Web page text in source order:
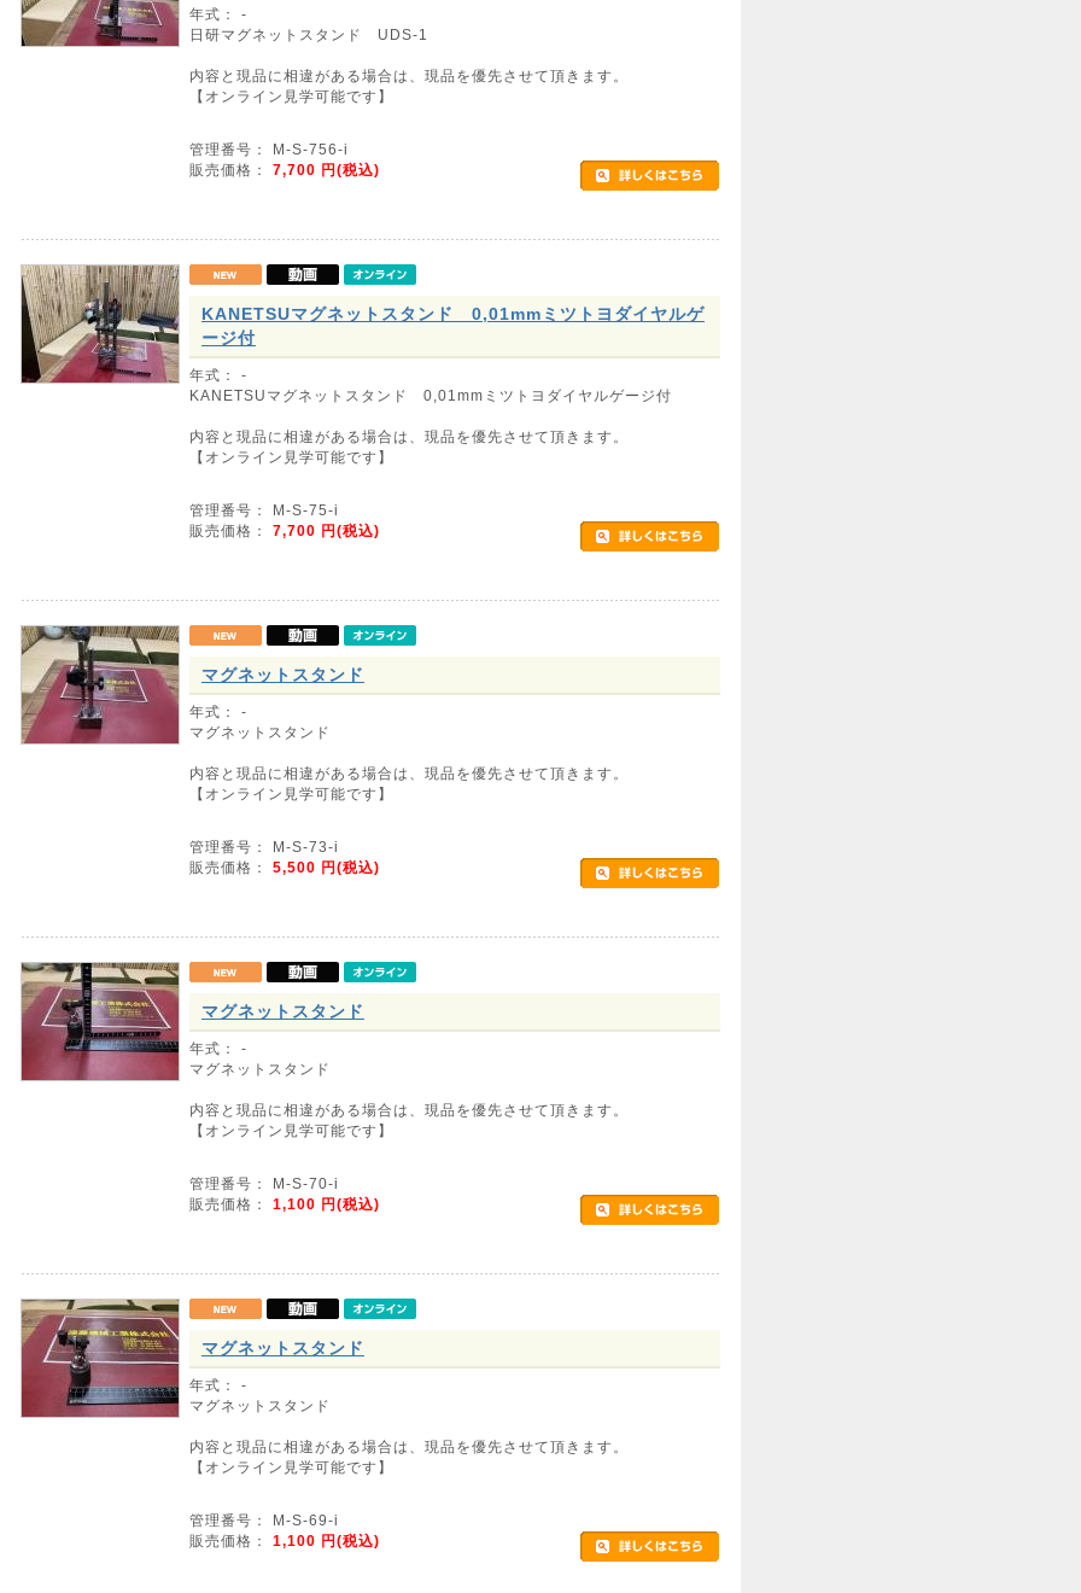
年式： -
日研マグネットスタンド UDS-1
内容と現品に相違がある場合は、現品を優先させて頂きます。
【オンライン見学可能です】
管理番号： M-S-756-i
販売価格： 7,700 円(税込)
KANETSUマグネットスタンド 0,01mmミツトヨダイヤルゲ
ージ付
年式： -
KANETSUマグネットスタンド 0,01mmミツトヨダイヤルゲージ付
内容と現品に相違がある場合は、現品を優先させて頂きます。
【オンライン見学可能です】
管理番号： M-S-75-i
販売価格： 7,700 円(税込)
マグネットスタンド
年式： -
マグネットスタンド
内容と現品に相違がある場合は、現品を優先させて頂きます。
【オンライン見学可能です】
管理番号： M-S-73-i
販売価格： 5,500 円(税込)
マグネットスタンド
年式： -
マグネットスタンド
内容と現品に相違がある場合は、現品を優先させて頂きます。
【オンライン見学可能です】
管理番号： M-S-70-i
販売価格： 1,100 円(税込)
マグネットスタンド
年式： -
マグネットスタンド
内容と現品に相違がある場合は、現品を優先させて頂きます。
【オンライン見学可能です】
管理番号： M-S-69-i
販売価格： 1,100 円(税込)